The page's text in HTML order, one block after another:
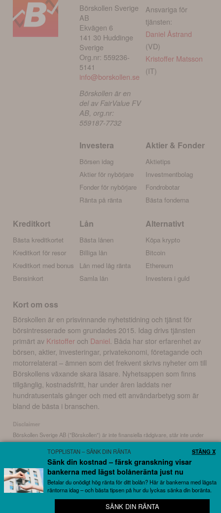
Börskollen Sverige
AB
Ekvägen 6
141 30 Huddinge
Sverige
Org.nr: 559236-
5141
info@borskollen.se
Börskollen är en
del av FairValue FV
AB, org.nr:
559187-7732
Ansvariga för
tjänsten:
Daniel Åstrand
(VD)
Kristoffer Matsson
(IT)
Investera
Börsen idag
Aktier för nybörjare
Fonder för nybörjare
Ränta på ränta
Aktier & Fonder
Aktietips
Investmentbolag
Fondrobotar
Bästa fonderna
Kreditkort
Bästa kreditkortet
Kreditkort för resor
Kreditkort med bonus
Bensinkort
Lån
Bästa lånen
Billiga lån
Lån med låg ränta
Samla lån
Alternativt
Köpa krypto
Bitcoin
Ethereum
Investera i guld
Kort om oss
Börskollen är en prisvinnande nyhetstidning och tjänst för
börsintresserade som grundades 2015. Idag drivs tjänsten
primärt av Kristoffer och Daniel . Båda har stor erfarenhet av
börsen, aktier, investeringar, privatekonomi, företagande och
motorrelaterat – ämnen som det frekvent skrivs nyheter om till
Börskollens växande skara läsare. Nyhetsappen som finns
tillgänglig, kostnadsfritt, har under åren laddats ner
hundratusentals gånger och med ett användarbetyg som är
bland de bästa i branschen.
Disclaimer
Börskollen Sverige AB ("Börskollen") är inte finansiella rådgivare, står inte under
finansinspektionens tillsyn och ger inga råd till dig. Detta innebär att
investeringsbeslut baserade på information som direkt eller indirekt härrörande
från Börskollen eller personer med koppling till Börskollen, alltid fattas
självständigt av investeraren. Börskollen frånsäger sig allt ansvar för eventuell
förlust eller skada av vad slag det må vara som grundar sig på användandet av
material härrörande från tjänsten Börskollen.
Börskollen Sverige AB. All rights reserved.
🚀 Missa inte en riktskursändring eller analys
TOPPLISTAN – SÄNK DIN RÄNTA
Sänk din kostnad – färsk granskning visar
bankerna med lägst bolåneränta just nu
Betalar du onödigt hög ränta för ditt bolån? Här är bankerna med lägsta
räntorna idag – och bästa tipsen på hur du lyckas sänka din boränta.
SÄNK DIN RÄNTA
STÄNG X